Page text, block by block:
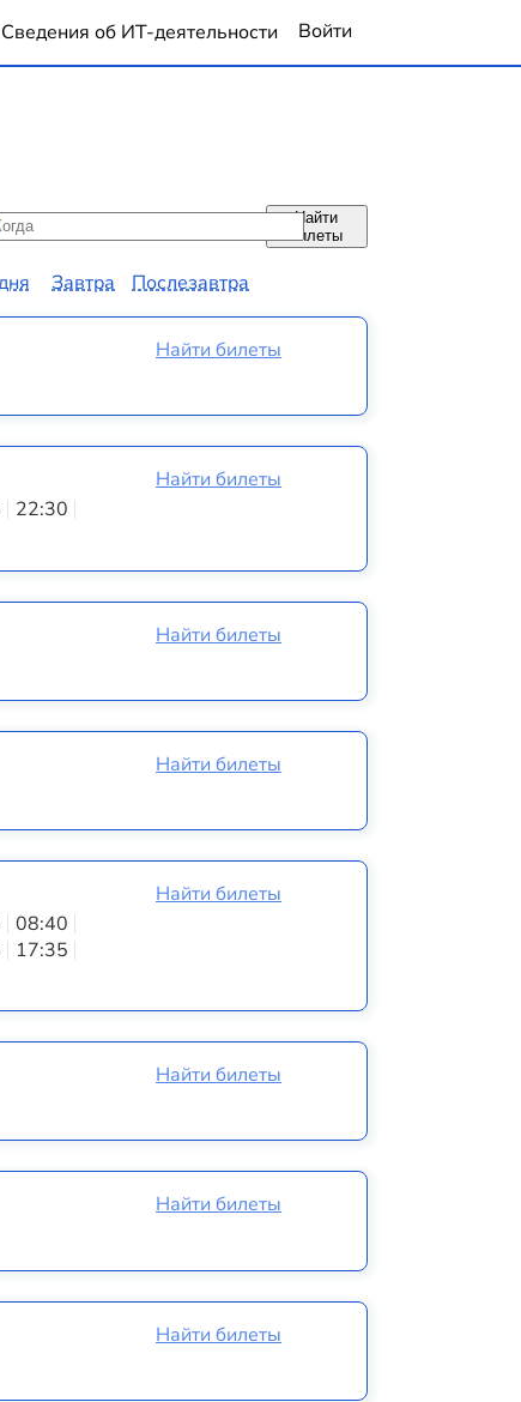
Сведения об ИТ-деятельности Войти
Завтра Послезавтра
Найти
билеты
Найти билеты
22:30
Найти билеты
Найти билеты
Найти билеты
08:40
17:35
Найти билеты
Найти билеты
Найти билеты
Найти билеты